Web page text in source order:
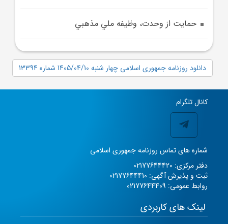
حمايت از وحدت، وظيفه ملي مذهبي
دانلود روزنامه جمهوری اسلامی چهار شنبه 1405/04/10 شماره 13394
کانال تلگرام
شماره های تماس روزنامه جمهوری اسلامی
دفتر مرکزی: 02177644420
ثبت و پذیرش آگهی: 02177644410
روابط عمومی: 02177644409
لینک های کاربردی